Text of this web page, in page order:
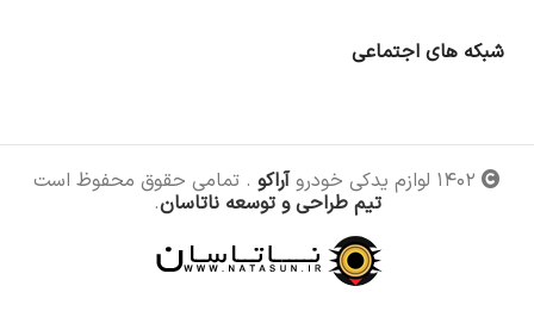
شبکه های اجتماعی
آراکو . تمامی حقوق محفوظ است
تیم طراحی و توسعه ناتاسان.